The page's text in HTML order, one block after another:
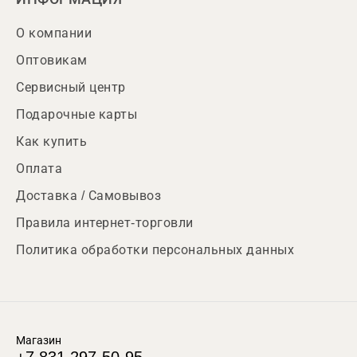
О компании
Оптовикам
Сервисный центр
Подарочные карты
Как купить
Оплата
Доставка / Самовывоз
Правила интернет-торговли
Политика обработки персональных данных
Магазин